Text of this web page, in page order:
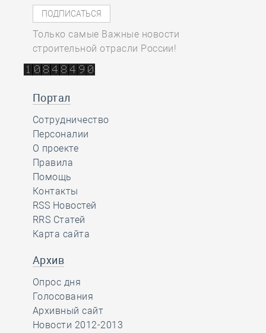
Только самые Важные новости
строительной отрасли России!
Портал
Сотрудничество
Персоналии
О проекте
Правила
Помощь
Контакты
RSS Новостей
RRS Статей
Карта сайта
Архив
Опрос дня
Голосования
Архивный сайт
Новости 2012-2013